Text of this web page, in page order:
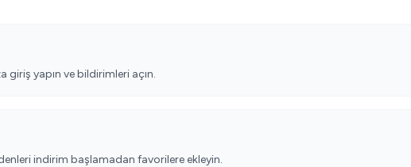
giriş yapın ve bildirimleri açın.
indirim başlamadan favorilere ekleyin.